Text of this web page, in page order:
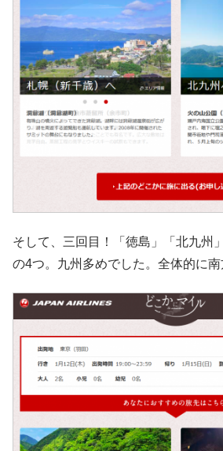
そして、三回目！「徳島」「北九州
の4つ。九州多めでした。全体的に南